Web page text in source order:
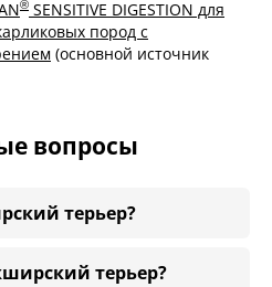
® SENSITIVE DIGESTION для
пород с
(основной источник
вопросы
терьер?
терьер?